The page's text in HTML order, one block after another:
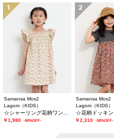
1
Samansa Mos2
Lagom（KIDS）
￥1,980 -60%OFF-
2
Samansa Mos2
Lagom（KIDS）
￥2,310 -50%OFF-